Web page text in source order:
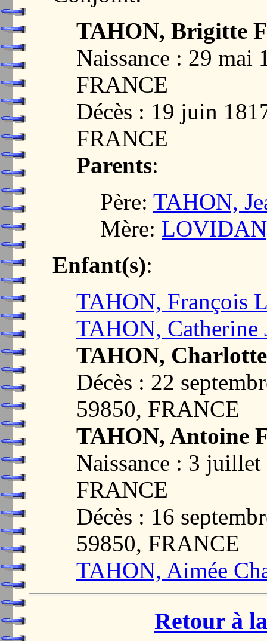
TAHON, Brigitte
Naissance : 29 mai
FRANCE
Décès : 19 juin
FRANCE
Parents:
Père: TAHON,
Mère:
Enfant(s):
TAHON, François
TAHON, Catherine
TAHON,
Décès : 22
59850, FRANCE
TAHON, Antoine
Naissance : 3
FRANCE
Décès : 16
59850, FRANCE
TAHON, Aimée
Retour à